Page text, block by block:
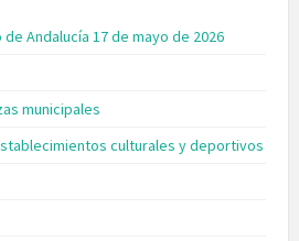
Andalucía 17 de mayo de 2026
municipales
culturales y deportivos